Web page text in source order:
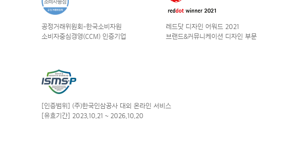
공정거래위원회-한국소비자원
소비자중심경영(CCM) 인증기업
레드닷 디자인 어워드 2021
브랜드&커뮤니케이션 디자인 부문
[인증범위] (주)한국인삼공사 대외 온라인 서비스
[유효기간] 2023.10.21 ~ 2026.10.20